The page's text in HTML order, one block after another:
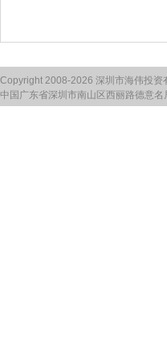
Copyright 2008-2026 深圳市海伟投
中国广东省深圳市南山区西丽路德意